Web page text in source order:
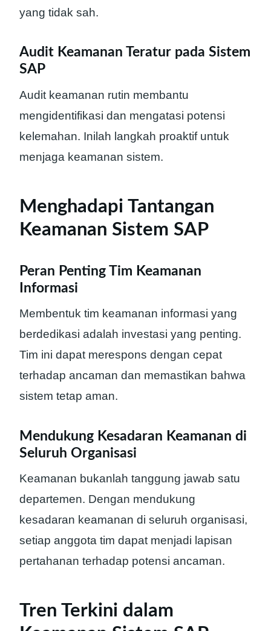
yang tidak sah.
Audit Keamanan Teratur pada Sistem
SAP
Audit keamanan rutin membantu
mengidentifikasi dan mengatasi potensi
kelemahan. Inilah langkah proaktif untuk
menjaga keamanan sistem.
Menghadapi Tantangan
Keamanan Sistem SAP
Peran Penting Tim Keamanan
Informasi
Membentuk tim keamanan informasi yang
berdedikasi adalah investasi yang penting.
Tim ini dapat merespons dengan cepat
terhadap ancaman dan memastikan bahwa
sistem tetap aman.
Mendukung Kesadaran Keamanan di
Seluruh Organisasi
Keamanan bukanlah tanggung jawab satu
departemen. Dengan mendukung
kesadaran keamanan di seluruh organisasi,
setiap anggota tim dapat menjadi lapisan
pertahanan terhadap potensi ancaman.
Tren Terkini dalam